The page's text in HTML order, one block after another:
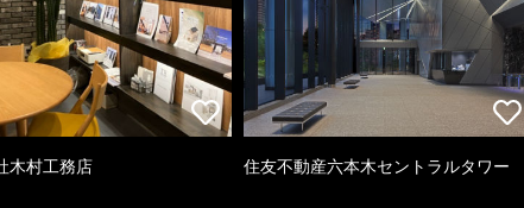
木村工務店 住友不動産六本木セントラルタワー